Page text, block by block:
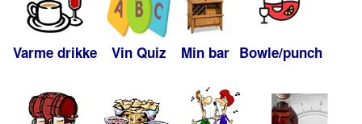
Varme drikke Vin Quiz Min bar Bowle/punch